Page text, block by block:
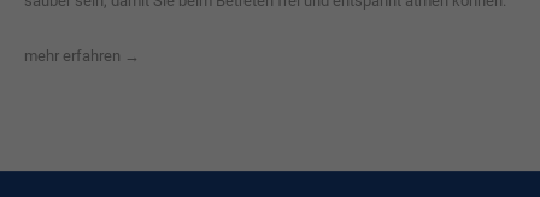
mehr erfahren →